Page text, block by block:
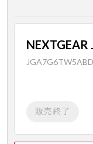
NEXTGEAR
販売終了